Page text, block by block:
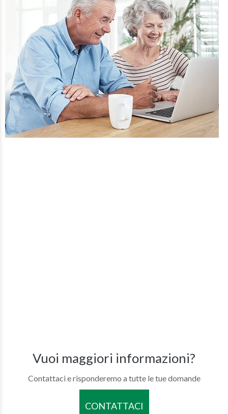
Vuoi maggiori informazioni?
Contattaci e risponderemo a tutte le tue domande
CONTATTACI